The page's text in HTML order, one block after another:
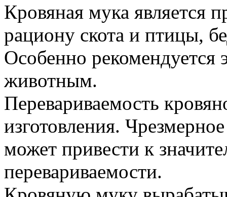
Кровяная мука является
рациону скота и птицы,
Особенно рекомендуется
животным.
Перевариваемость
изготовления.
может привести к
перевариваемости.